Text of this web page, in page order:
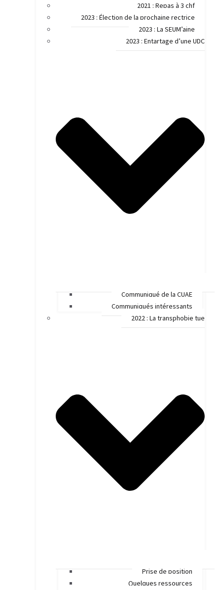
2021 : Repas à 3 chf
2023 : Élection de la prochaine rectrice
2023 : La SEUM’aine
2023 : Entartage d’une UDC
Communiqué de la CUAE
Communiqués intéressants
2022 : La transphobie tue
Prise de position
Quelques ressources